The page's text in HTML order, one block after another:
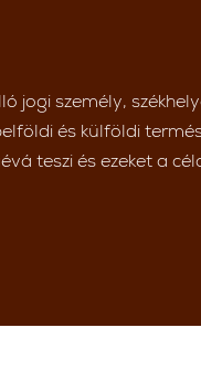
jogi személy,
és külföldi
teszi és ezeket a